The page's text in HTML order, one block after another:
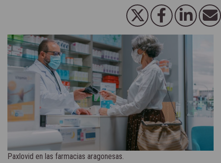
Paxlovid en las farmacias aragonesas.